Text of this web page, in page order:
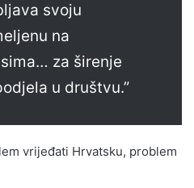
svoju
na
za širenje
u društvu.”
vrijeđati Hrvatsku, problem